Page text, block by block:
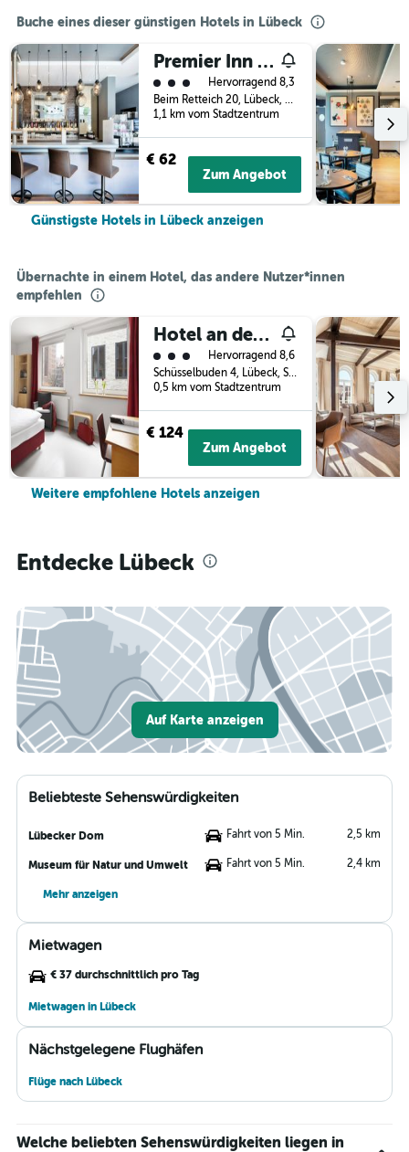
Buche eines dieser günstigen Hotels in Lübeck
Premier Inn Lübeck City Centre
Bewertungskategorie 3
Hervorragend 8,3
Beim Retteich 20, Lübeck, Schleswig-Holstein, Deutschland
1,1 km vom Stadtzentrum
€ 62
Zum Angebot
Günstigste Hotels in Lübeck anzeigen
Übernachte in einem Hotel, das andere Nutzer*innen
empfehlen
Hotel an der Marienkirche
Bewertungskategorie 3
Hervorragend 8,6
Schüsselbuden 4, Lübeck, Schleswig-Holstein, Deutschland
0,5 km vom Stadtzentrum
€ 124
Zum Angebot
Weitere empfohlene Hotels anzeigen
Entdecke Lübeck
Auf Karte anzeigen
Beliebteste Sehenswürdigkeiten
Lübecker Dom Fahrt von 5 Min. 2,5 km
Museum für Natur und Umwelt Fahrt von 5 Min. 2,4 km
Mehr anzeigen
Mietwagen
€ 37 durchschnittlich pro Tag
Mietwagen in Lübeck
Nächstgelegene Flughäfen
Flüge nach Lübeck
Welche beliebten Sehenswürdigkeiten liegen in